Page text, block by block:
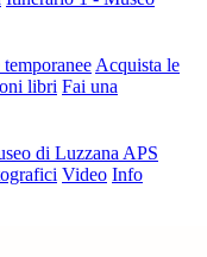
Acquista le
libri Fai una
di Luzzana APS
Video Info